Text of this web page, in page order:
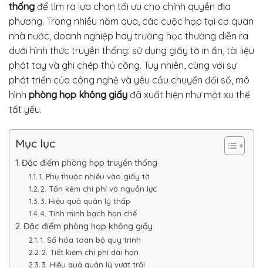
thống để tìm ra lựa chọn tối ưu cho chính quyền địa
phương. Trong nhiều năm qua, các cuộc họp tại cơ quan
nhà nước, doanh nghiệp hay trường học thường diễn ra
dưới hình thức truyền thống: sử dụng giấy tờ in ấn, tài liệu
phát tay và ghi chép thủ công. Tuy nhiên, cùng với sự
phát triển của công nghệ và yêu cầu chuyển đổi số, mô
hình phòng họp không giấy đã xuất hiện như một xu thế
tất yếu.
Mục lục
Đặc điểm phòng họp truyền thống
1. Phụ thuộc nhiều vào giấy tờ
2. Tốn kém chi phí và nguồn lực
3. Hiệu quả quản lý thấp
4. Tính minh bạch hạn chế
Đặc điểm phòng họp không giấy
1. Số hóa toàn bộ quy trình
2. Tiết kiệm chi phí dài hạn
3. Hiệu quả quản lý vượt trội